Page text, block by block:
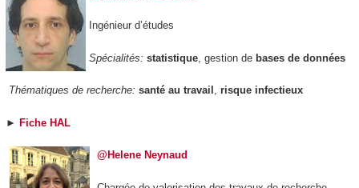
Ingénieur d’études
Spécialités: statistique, gestion de bases de données
Thématiques de recherche: santé au travail , risque infectieux
► Fiche HAL
@Helene Neynaud